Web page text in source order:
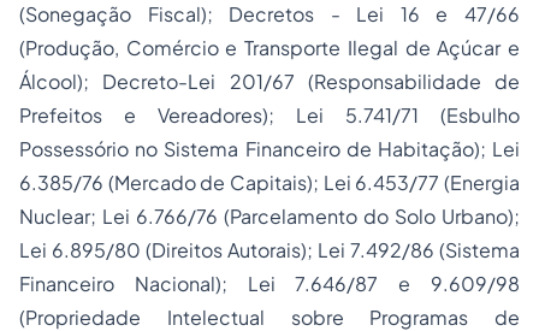
(Sonegação Fiscal); Decretos - Lei 16 e 47/66
(Produção, Comércio e Transporte Ilegal de Açúcar e
Álcool); Decreto-Lei 201/67 (Responsabilidade de
Prefeitos e Vereadores); Lei 5.741/71 (Esbulho
Possessório no Sistema Financeiro de Habitação); Lei
6.385/76 (Mercado de Capitais); Lei 6.453/77 (Energia
Nuclear; Lei 6.766/76 (Parcelamento do Solo Urbano);
Lei 6.895/80 (Direitos Autorais); Lei 7.492/86 (Sistema
Financeiro Nacional); Lei 7.646/87 e 9.609/98
(Propriedade Intelectual sobre Programas de